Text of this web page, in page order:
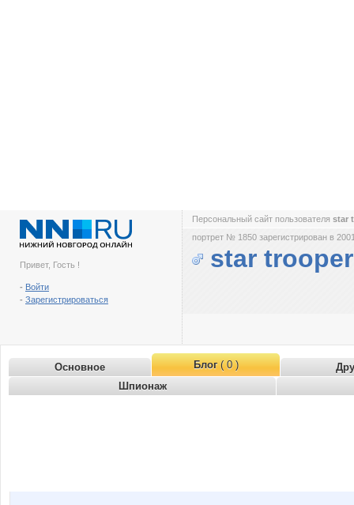
Привет, Гость !
- Войти
- Зарегистрироваться
Персональный сайт пользователя star
портрет № 1850 зарегистрирован в
star trooper
Основное Блог( 0 )
Шпионаж